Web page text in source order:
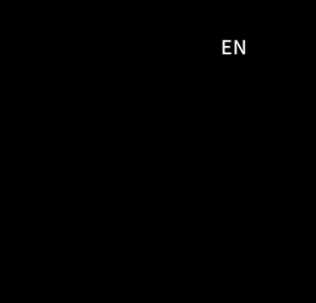
EN